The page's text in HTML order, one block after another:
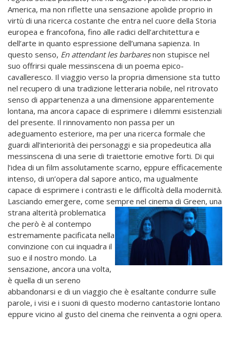
America, ma non riflette una sensazione apolide proprio in
virtù di una ricerca costante che entra nel cuore della Storia
europea e francofona, fino alle radici dell’architettura e
dell’arte in quanto espressione dell’umana sapienza. In
questo senso, En attendant les barbaresnon stupisce nel
suo offrirsi quale messinscena di un poema epico-
cavalleresco. Il viaggio verso la propria dimensione sta tutto
nel recupero di una tradizione letteraria nobile, nel ritrovato
senso di appartenenza a una dimensione apparentemente
lontana, ma ancora capace di esprimere i dilemmi esistenziali
del presente. Il rinnovamento non passa per un
adeguamento esteriore, ma per una ricerca formale che
guardi all’interiorità dei personaggi e sia propedeutica alla
messinscena di una serie di traiettorie emotive forti. Di qui
l’idea di un film assolutamente scarno, eppure efficacemente
intenso, di un’opera dal sapore antico, ma ugualmente
capace di esprimere i contrasti e le difficoltà della modernità.
Lasciando emergere, come sempre nel cinema di Green, una
strana alterità problematica
che però è al contempo
estremamente pacificata nella
convinzione con cui inquadra il
suo e il nostro mondo. La
sensazione, ancora una volta,
è quella di un sereno
abbandonarsi e di un viaggio che è esaltante condurre sulle
parole, i visi e i suoni di questo moderno cantastorie lontano
eppure vicino al gusto del cinema che reinventa a ogni opera.